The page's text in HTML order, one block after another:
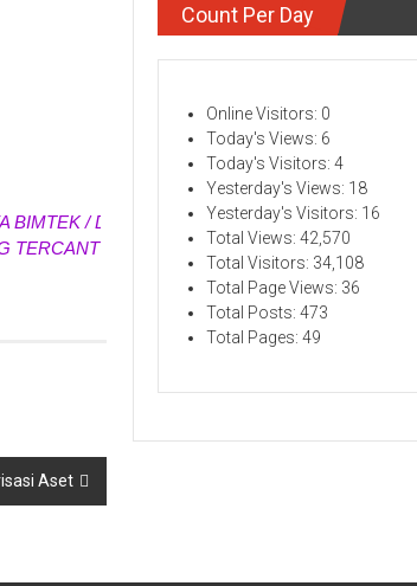
BIMTEK / DIKLAT / PELATIHAN
TERCANTUM SEWAKTU-WAKTU DAPAT BERUBAH
Aset
Count Per Day
Online Visitors: 0
Today's Views: 6
Today's Visitors: 4
Yesterday's Views: 18
Yesterday's Visitors: 16
Total Views: 42,570
Total Visitors: 34,108
Total Page Views: 36
Total Posts: 473
Total Pages: 49